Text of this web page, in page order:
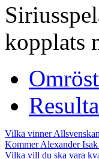
kopplats
Vilka vinner
Kommer Alexander
Vilka vill du ska vara